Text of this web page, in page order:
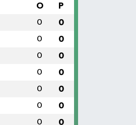
O P
0 0
0 0
0 0
0 0
0 0
0 0
0 0